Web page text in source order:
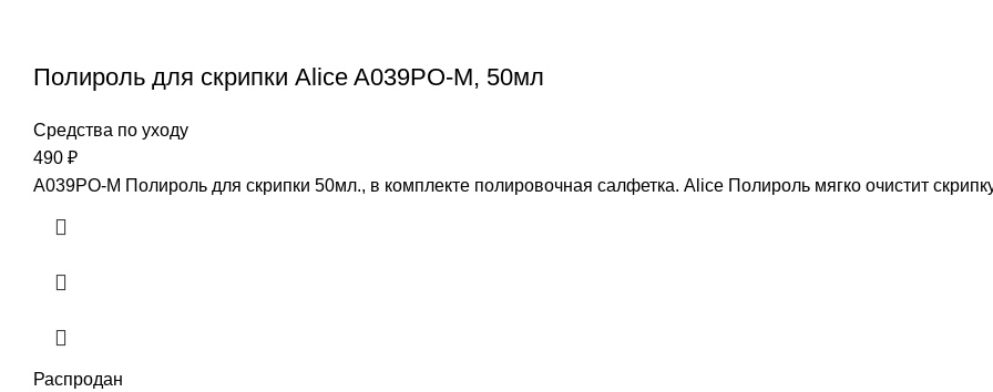
Полироль для скрипки Alice A039PO-M, 50мл
Средства по уходу
490 ₽
A039PO-M Полироль для скрипки 50мл., в комплекте полировочная салфетка. Alice Полироль мягко очистит
Распродан